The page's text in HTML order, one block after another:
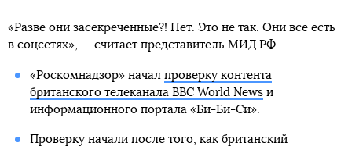
«Разве они засекреченные?! Нет. Это не так. Они все есть
в соцсетях», — считает представитель МИД РФ.
«Роскомнадзор» начал проверку контента
британского телеканала BBC World Newsи
информационного портала «Би-Би-Си».
Проверку начали после того, как британский